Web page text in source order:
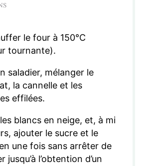
le four à 150°C
tournante).
saladier, mélanger le
la cannelle et les
effilées.
blancs en neige, et, à mi
ajouter le sucre et le
une fois sans arrêter de
jusqu’à l’obtention d’un